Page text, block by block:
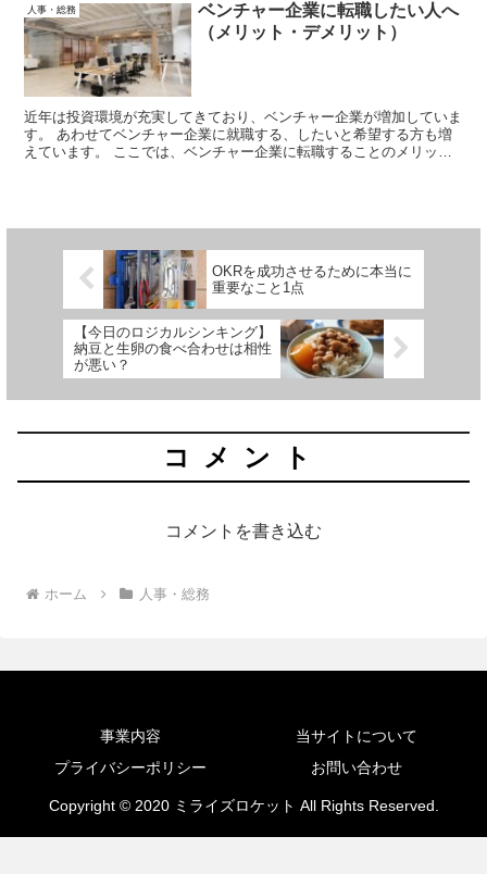
人事・総務
ベンチャー企業に転職したい人へ
（メリット・デメリット）
近年は投資環境が充実してきており、ベンチャー企業が増加していま
す。 あわせてベンチャー企業に就職する、したいと希望する方も増
えています。 ここでは、ベンチャー企業に転職することのメリッ
OKRを成功させるために本当に
重要なこと1点
【今日のロジカルシンキング】
納豆と生卵の食べ合わせは相性
が悪い？
コメント
コメントを書き込む
ホーム 人事・総務
事業内容
当サイトについて
プライバシーポリシー
お問い合わせ
Copyright © 2020 ミライズロケット All Rights Reserved.